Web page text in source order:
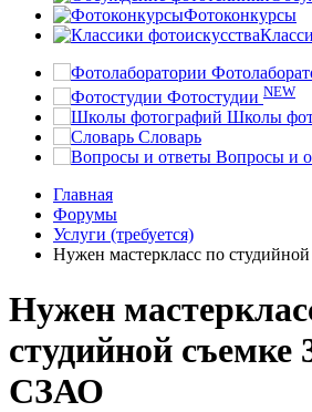
Фотоконкурсы
Фотостудии NEW
Школы
Словарь
Вопросы и
Главная
Форумы
Услуги (требуется)
Нужен мастеркласс по
Нужен
студийной съемке
СЗАО